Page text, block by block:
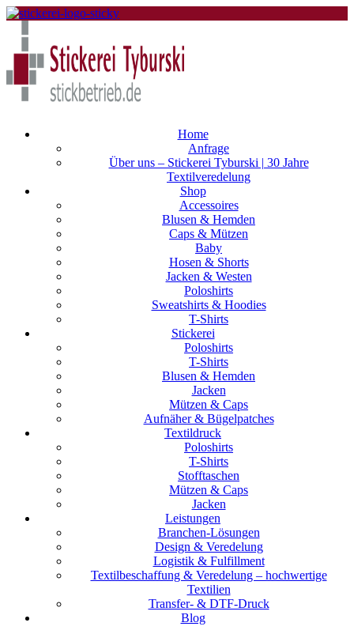
Home
Anfrage
Über uns – Stickerei Tyburski | 30 Jahre
Textilveredelung
Shop
Accessoires
Blusen & Hemden
Caps & Mützen
Baby
Hosen & Shorts
Jacken & Westen
Poloshirts
Sweatshirts & Hoodies
T-Shirts
Stickerei
Poloshirts
T-Shirts
Blusen & Hemden
Jacken
Mützen & Caps
Aufnäher & Bügelpatches
Textildruck
Poloshirts
T-Shirts
Stofftaschen
Mützen & Caps
Jacken
Leistungen
Branchen-Lösungen
Design & Veredelung
Logistik & Fulfillment
Textilbeschaffung & Veredelung – hochwertige
Textilien
Transfer- & DTF-Druck
Blog